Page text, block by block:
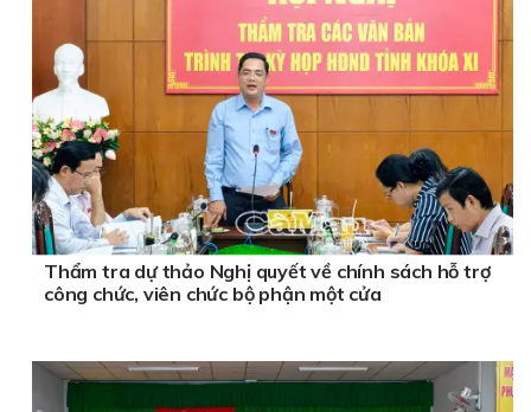
Thẩm tra dự thảo Nghị quyết về chính sách hỗ trợ
công chức, viên chức bộ phận một cửa